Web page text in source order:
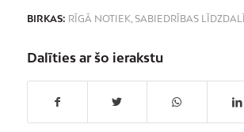
BIRKAS: RĪGĀ NOTIEK, SABIEDRĪBAS
Dalīties ar šo ierakstu